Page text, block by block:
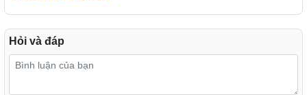
Chất Lượng Hình Ảnh Chân Thực Với Độ Phân Giải 4K
Độ Phân Giải 4K
Hỏi và đáp